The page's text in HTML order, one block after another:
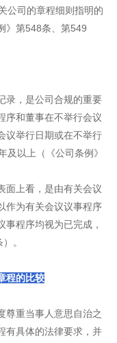
公司的章程细则指明的
》第548条、第549
录，是公司合规的重要
序和董事在不举行会议
议举行日期或在不举行
以上（《公司条例》
面上看，是由有关会议
作为有关会议议事程序
程序均视为已完成，
。
程的比较
尊重当事人意思自治之
有具体的法律要求，并